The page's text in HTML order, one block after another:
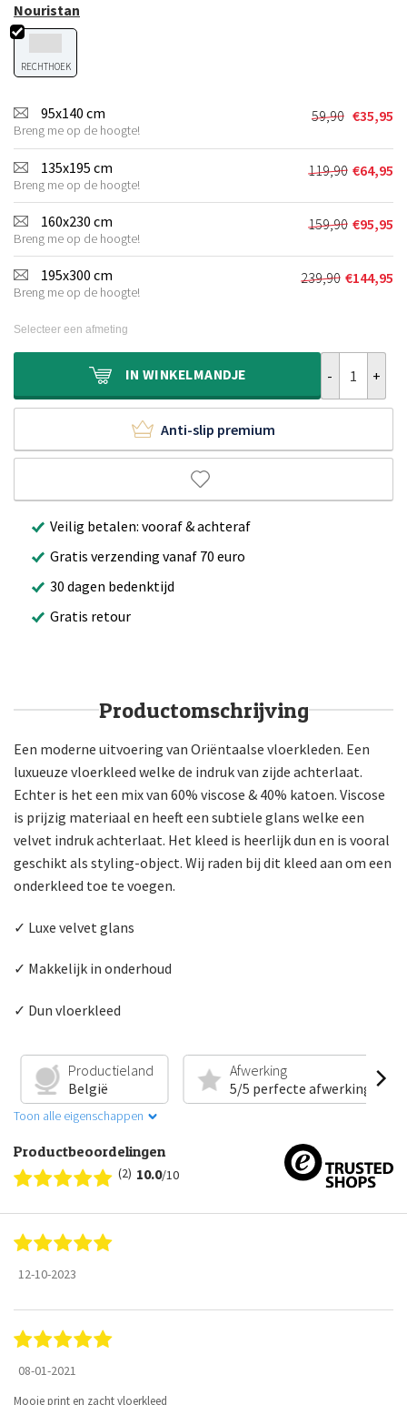
Nouristan
RECHTHOEK
95x140 cm
Breng me op de hoogte!
59,90
prijs
was:
€59,90.
€35,95
Huidige
prijs
is:
€35,95.
135x195 cm
Breng me op de hoogte!
119,90
prijs
was:
€119,90.
€64,95
Huidige
prijs
is:
€64,95.
160x230 cm
Breng me op de hoogte!
159,90
prijs
was:
€159,90.
€95,95
Huidige
prijs
is:
€95,95.
195x300 cm
Breng me op de hoogte!
239,90 €144,95
Huidige
Selecteer een afmeting
IN WINKELMANDJE
Anti-slip premium
Veilig betalen: vooraf & achteraf
Gratis verzending vanaf 70 euro
30 dagen bedenktijd
Gratis retour
Productomschrijving
Een moderne uitvoering van Oriëntaalse vloerkleden. Een
luxueuze vloerkleed welke de indruk van zijde achterlaat.
Echter is het een mix van 60% viscose & 40% katoen. Viscose
is prijzig materiaal en heeft een subtiele glans welke een
velvet indruk achterlaat. Het kleed is heerlijk dun en is vooral
geschikt als styling-object. Wij raden bij dit kleed aan om een
onderkleed toe te voegen.
✓ Luxe velvet glans
✓ Makkelijk in onderhoud
✓ Dun vloerkleed
Productieland
België
Afwerking
5/5 perfecte afwerking
Toon alle eigenschappen
Productbeoordelingen
(2) 10.0/10
12-10-2023
08-01-2021
Mooie print en zacht vloerkleed